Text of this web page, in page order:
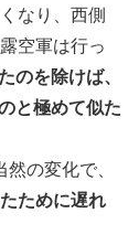
なり、西側
空軍は行っ
のを除けば、
と極めて似た
の変化で、
ために遅れ